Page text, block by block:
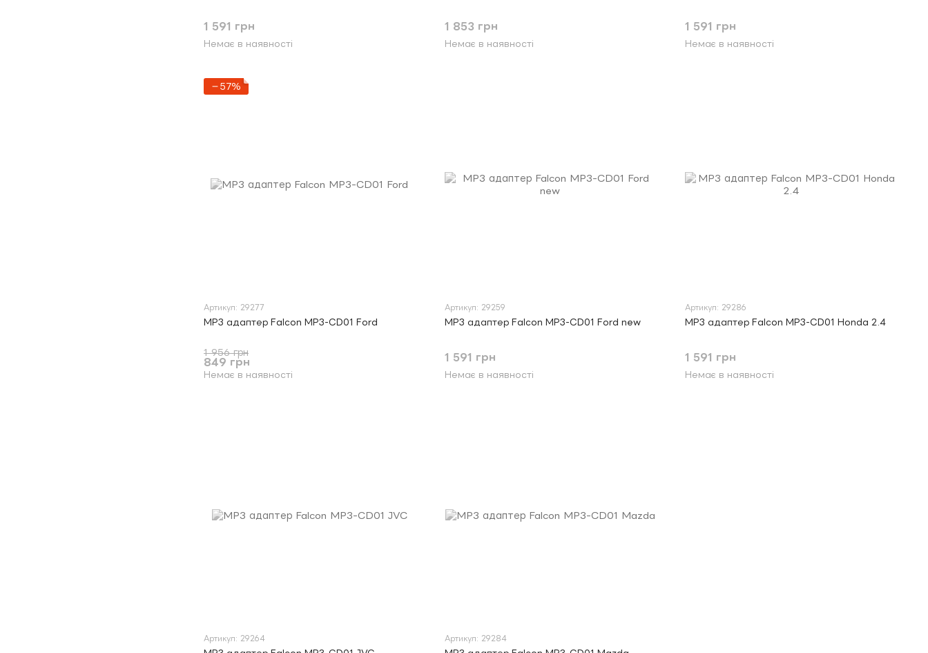
1 591 грн
Немає в наявності
1 853 грн
Немає в наявності
1 591 грн
Немає в наявності
−57%
Артикул: 29277
MP3 адаптер Falcon MP3-CD01 Ford
1 956 грн
849 грн
Немає в наявності
Артикул: 29259
MP3 адаптер Falcon MP3-CD01 Ford new
1 591 грн
Немає в наявності
Артикул: 29286
MP3 адаптер Falcon MP3-CD01 Honda 2.4
1 591 грн
Немає в наявності
Артикул: 29264 Артикул: 29284